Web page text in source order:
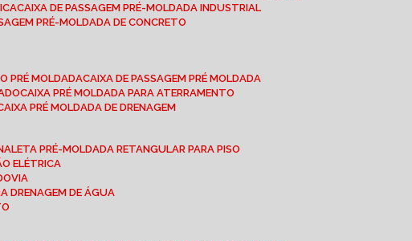
CAIXA DE PASSAGEM PRÉ-MOLDADA INDUSTRIAL
PRÉ-MOLDADA DE CONCRETO
PRÉ MOLDADA
CAIXA DE PASSAGEM PRÉ MOLDADA
CAIXA PRÉ MOLDADA PARA ATERRAMENTO
CAIXA PRÉ MOLDADA DE DRENAGEM
PRÉ-MOLDADA RETANGULAR PARA PISO
ELÉTRICA
DRENAGEM DE ÁGUA